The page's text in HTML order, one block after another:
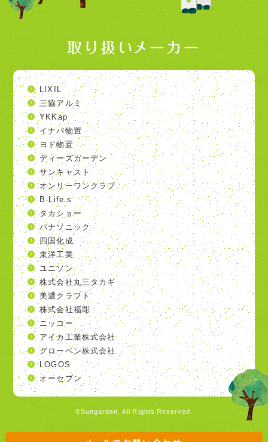
取り扱いメーカー
LIXIL
三協アルミ
YKKap
イナバ物置
ヨド物置
ディーズガーデン
サンキャスト
オンリーワンクラブ
B-Life.s
タカショー
パナソニック
四国化成
東洋工業
ユニソン
株式会社丸三タカギ
美濃クラフト
株式会社福彫
ニッコー
アイカ工業株式会社
グローベン株式会社
LOGOS
オーセブン
©Sungarden. All Rights Reserved.